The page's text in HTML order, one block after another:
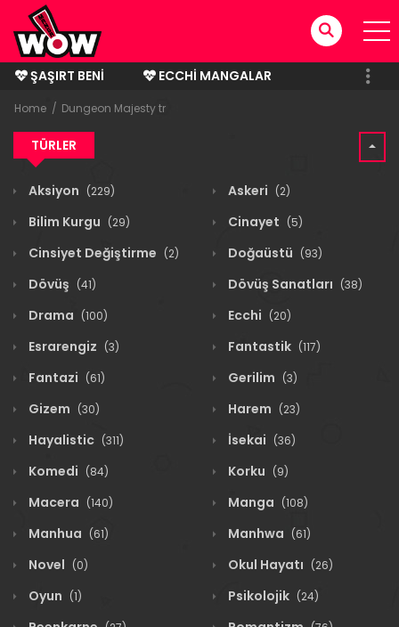
ŞAŞIRT BENI
ECCHI MANGALAR
BITMIŞ MANGALAR
Home Dungeon Majesty tr
TÜRLER
Aksiyon (229) Askeri (2)
Bilim Kurgu (29) Cinayet (5)
Cinsiyet Değiştirme (2) Doğaüstü (93)
Dövüş (41) Dövüş Sanatları (38)
Drama (100) Ecchi (20)
Esrarengiz (3) Fantastik (117)
Fantazi (61) Gerilim (3)
Gizem (30) Harem (23)
Hayalistic (311) İsekai (36)
Komedi (84) Korku (9)
Macera (140) Manga (108)
Manhua (61) Manhwa (61)
Novel (0) Okul Hayatı (26)
Oyun (1) Psikolojik (24)